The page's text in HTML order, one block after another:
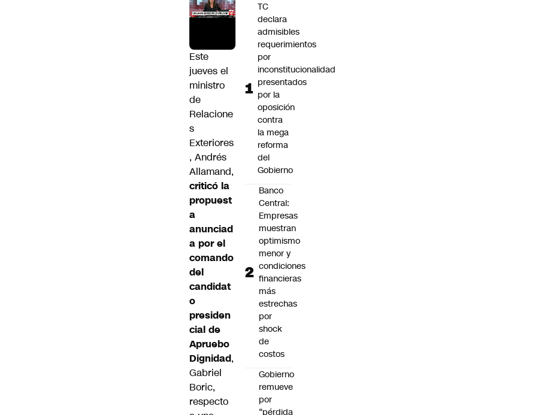
Este
jueves el
ministro
de
Relacione
s
Exteriores
, Andrés
Allamand,
criticó la
propuest
a
anunciad
a por el
comando
del
candidat
o
presiden
cial de
Apruebo
Dignidad,
Gabriel
Boric,
respecto
TC
declara
admisibles
requerimientos
por
inconstitucionalidad
presentados
por la
oposición
contra
la mega
reforma
del
Gobierno
Banco
Central:
Empresas
muestran
optimismo
menor y
condiciones
financieras
más
estrechas
por
shock
de
costos
Gobierno
remueve
por
“pérdida